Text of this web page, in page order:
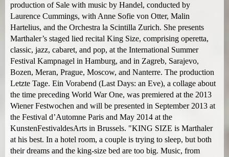
production of Sale with music by Handel, conducted by
Laurence Cummings, with Anne Sofie von Otter, Malin
Hartelius, and the Orchestra la Scintilla Zurich. She presents
Marthaler’s staged lied recital King Size, comprising operetta,
classic, jazz, cabaret, and pop, at the International Summer
Festival Kampnagel in Hamburg, and in Zagreb, Sarajevo,
Bozen, Meran, Prague, Moscow, and Nanterre. The production
Letzte Tage. Ein Vorabend (Last Days: an Eve), a collage about
the time preceding World War One, was premiered at the 2013
Wiener Festwochen and will be presented in September 2013 at
the Festival d’Automne Paris and May 2014 at the
KunstenFestivaldesArts in Brussels. "KING SIZE is Marthaler
at his best. In a hotel room, a couple is trying to sleep, but both
their dreams and the king-size bed are too big. Music, from